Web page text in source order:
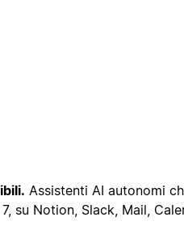
Assistenti AI autonomi
su Notion, Slack, Mail,